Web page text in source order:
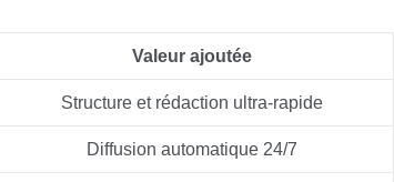
Valeur ajoutée
Structure et rédaction ultra-rapide
Diffusion automatique 24/7